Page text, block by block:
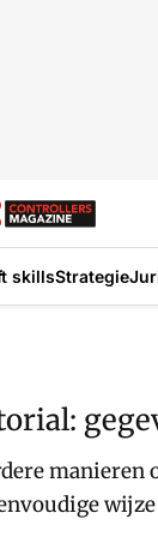
skillsStrategie
manieren